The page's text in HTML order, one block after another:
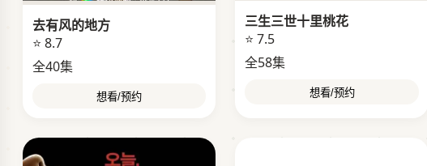
去有风的地方
⭐ 8.7
全40集
想看/预约
三生三世十里桃花
⭐ 7.5
全58集
想看/预约